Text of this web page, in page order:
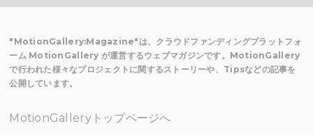
"MotionGallery:Magazine"は、クラウドファンディングプラットフォ
ーム MotionGallery が運営するウェブマガジンです。MotionGallery
で行われた様々なプロジェクトに関するストーリーや、Tipsなどの記事を
公開しています。
MotionGalleryトップページへ